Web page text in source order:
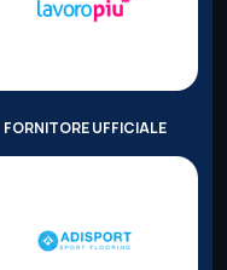
FORNITORE UFFICIALE